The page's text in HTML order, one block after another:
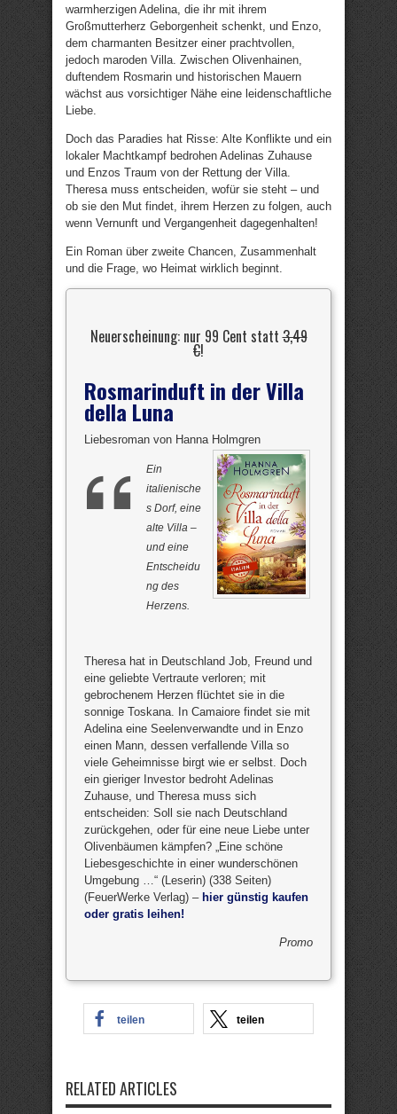
warmherzigen Adelina, die ihr mit ihrem
Großmutterherz Geborgenheit schenkt, und Enzo,
dem charmanten Besitzer einer prachtvollen,
jedoch maroden Villa. Zwischen Olivenhainen,
duftendem Rosmarin und historischen Mauern
wächst aus vorsichtiger Nähe eine leidenschaftliche
Liebe.
Doch das Paradies hat Risse: Alte Konflikte und ein
lokaler Machtkampf bedrohen Adelinas Zuhause
und Enzos Traum von der Rettung der Villa.
Theresa muss entscheiden, wofür sie steht – und
ob sie den Mut findet, ihrem Herzen zu folgen, auch
wenn Vernunft und Vergangenheit dagegenhalten!
Ein Roman über zweite Chancen, Zusammenhalt
und die Frage, wo Heimat wirklich beginnt.
Neuerscheinung: nur 99 Cent statt3,49
€!
Rosmarinduft in der Villa
della Luna
Liebesroman von Hanna Holmgren
Ein
italienische
s Dorf, eine
alte Villa –
und eine
Entscheidu
ng des
Herzens.
Theresa hat in Deutschland Job, Freund und
eine geliebte Vertraute verloren; mit
gebrochenem Herzen flüchtet sie in die
sonnige Toskana. In Camaiore findet sie mit
Adelina eine Seelenverwandte und in Enzo
einen Mann, dessen verfallende Villa so
viele Geheimnisse birgt wie er selbst. Doch
ein gieriger Investor bedroht Adelinas
Zuhause, und Theresa muss sich
entscheiden: Soll sie nach Deutschland
zurückgehen, oder für eine neue Liebe unter
Olivenbäumen kämpfen? „Eine schöne
Liebesgeschichte in einer wunderschönen
Umgebung …“ (Leserin) (338 Seiten)
(FeuerWerke Verlag) – hier günstig kaufen
oder gratis leihen!
Promo
teilen teilen
RELATED ARTICLES